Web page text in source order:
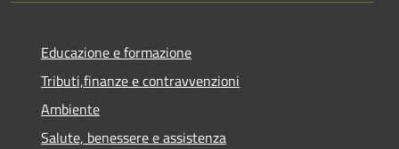
Educazione e formazione
Tributi,finanze e contravvenzioni
Ambiente
Salute, benessere e assistenza